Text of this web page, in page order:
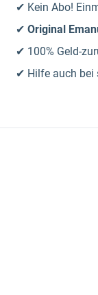
✔ Kein Abo!
✔ Original
✔ 100% Geld-
✔ Hilfe auch bei